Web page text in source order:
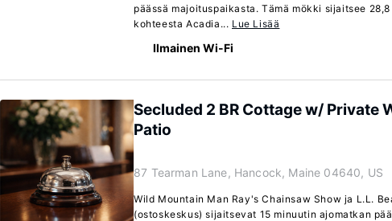
päässä majoituspaikasta. Tämä mökki sijaitsee 28,8
kohteesta Acadia... Lue Lisää
Ilmainen Wi-Fi
Secluded 2 BR Cottage w/ Private
Patio
87 Tearman Lane, Hancock, Maine 04640, US
Wild Mountain Man Ray's Chainsaw Show ja L.L.
(ostoskeskus) sijaitsevat 15 minuutin ajomatkan